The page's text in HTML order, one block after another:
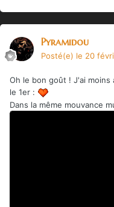
Pyramidou
Posté(e) le 20
Oh le bon goût ! J'ai moins
le 1er :
Dans la même mouvance